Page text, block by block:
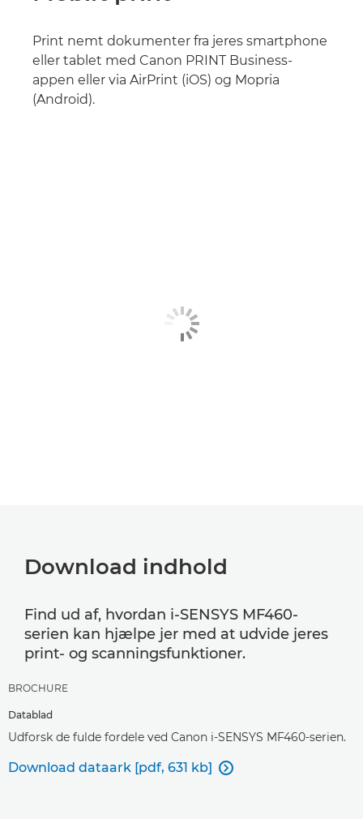
Print nemt dokumenter fra jeres smartphone
eller tablet med Canon PRINT Business-
appen eller via AirPrint (iOS) og Mopria
(Android).
Download indhold
Find ud af, hvordan i-SENSYS MF460-
serien kan hjælpe jer med at udvide jeres
print- og scanningsfunktioner.
BROCHURE
Datablad
Udforsk de fulde fordele ved Canon i-SENSYS MF460-serien.
Download dataark [pdf, 631 kb] 